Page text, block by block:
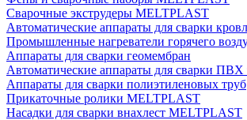
Сварочные экструдеры MELTPLAST
Автоматические аппараты для сварки
Промышленные нагреватели горячего
Аппараты для сварки геомембран
Автоматические аппараты для сварки ПВХ
Аппараты для сварки полиэтиленовых труб
Прикаточные ролики MELTPLAST
Насадки для сварки внахлест MELTPLAST